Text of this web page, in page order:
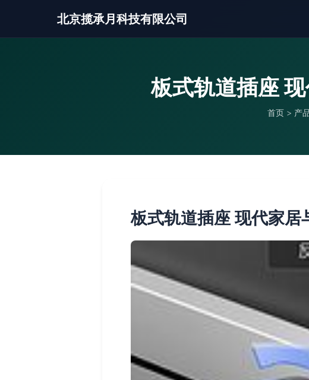
北京揽承月科技有限公司
板式轨道插座
首页 > 产
板式轨道插座 现代家